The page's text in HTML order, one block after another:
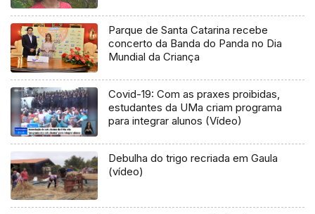
Parque de Santa Catarina recebe
concerto da Banda do Panda no Dia
Mundial da Criança
Covid-19: Com as praxes proibidas,
estudantes da UMa criam programa
para integrar alunos (Vídeo)
Debulha do trigo recriada em Gaula
(vídeo)